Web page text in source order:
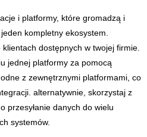
i platformy, które gromadzą i
kompletny ekosystem.
dostępnych w twojej firmie.
jednej platformy za pomocą
z zewnętrznymi platformami, co
alternatywnie, skorzystaj z
przesyłanie danych do wielu
systemów.